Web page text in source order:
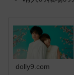
dolly9.com